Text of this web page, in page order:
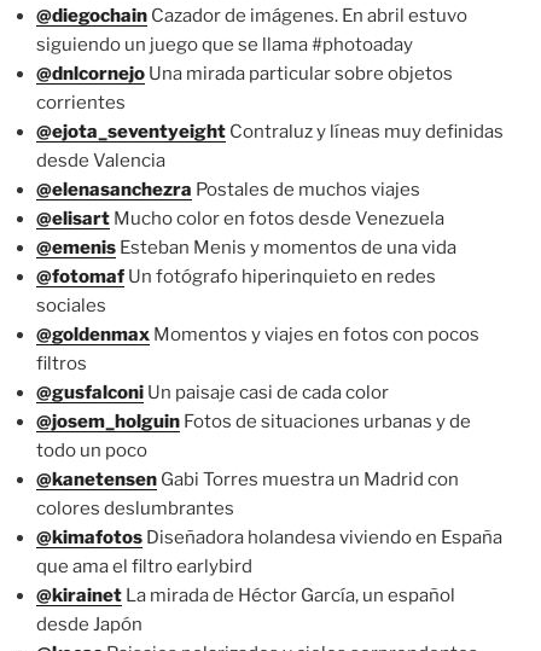
@diegochain Cazador de imágenes. En abril estuvo
siguiendo un juego que se llama #photoaday
@dnlcornejo Una mirada particular sobre objetos
corrientes
@ejota_seventyeight Contraluz y líneas muy definidas
desde Valencia
@elenasanchezra Postales de muchos viajes
@elisart Mucho color en fotos desde Venezuela
@emenis Esteban Menis y momentos de una vida
@fotomaf Un fotógrafo hiperinquieto en redes
sociales
@goldenmax Momentos y viajes en fotos con pocos
filtros
@gusfalconi Un paisaje casi de cada color
@josem_holguin Fotos de situaciones urbanas y de
todo un poco
@kanetensen Gabi Torres muestra un Madrid con
colores deslumbrantes
@kimafotos Diseñadora holandesa viviendo en España
que ama el filtro earlybird
@kirainet La mirada de Héctor García, un español
desde Japón